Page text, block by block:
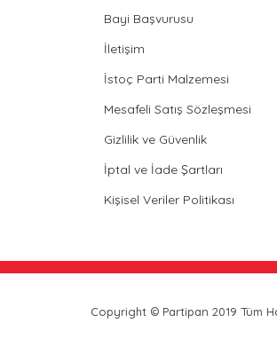
Bayi Başvurusu
İletişim
İstoç Parti Malzemesi
Mesafeli Satış Sözleşmesi
Gizlilik ve Güvenlik
İptal ve İade Şartları
Kişisel Veriler Politikası
Copyright © Partipan 2019 Tüm